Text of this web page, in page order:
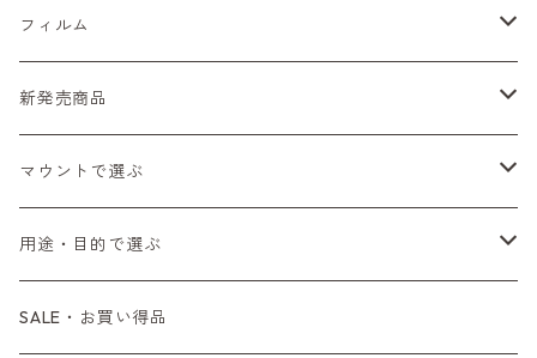
Sシリーズ
Fシリーズ（一桁＋F100）
Canon（キヤノン）
レンジファインダー（7、P）
PENTAX（ペンタックス）
SL、SP
K2、KX、KM
CONTAX（コンタックス）
G1、G2
Tシリーズ
MINOLTA（ミノルタ）
コンパクト
OLYMPUS（オリンパス）
フィルムカメラ
一眼レフカメラ（マニュアルフォーカス）
一眼レフカメラ（オートフォーカス）
デジタルカメラ
一眼カメラ
ミラーレスカメラ
マニュアルレンズ
一眼レンズ
レンジファインダーレンズ
オートフォーカスレンズ
一眼レンズ
マウントアダプター
フィルム
レンズ付きフィルム
35mm（135）カラーネガ
35mm（135）白黒ネガ
35mm（135）カラーリバーサル
新発売商品
フィルムカメラ
レンズ付きフィルム
アクセサリー・付属品
マウントで選ぶ
M42
L39
用途・目的で選ぶ
初心者の方へもおすすめ！
SALE・お買い得品